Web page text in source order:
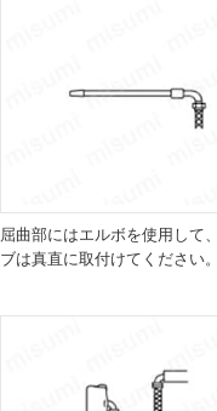
屈曲部にはエルボを使用して
ブは真直に取付けてください。